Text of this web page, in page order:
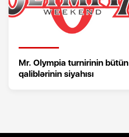
Mr. Olympia turnirinin bütün
qaliblərinin siyahısı